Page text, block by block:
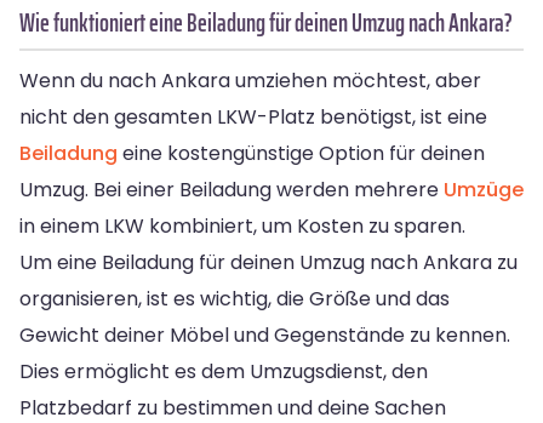
Wie funktioniert eine Beiladung für deinen Umzug nach Ankara?
Wenn du nach Ankara umziehen möchtest, aber
nicht den gesamten LKW-Platz benötigst, ist eine
Beiladung eine kostengünstige Option für deinen
Umzug. Bei einer Beiladung werden mehrere Umzüge
in einem LKW kombiniert, um Kosten zu sparen.
Um eine Beiladung für deinen Umzug nach Ankara zu
organisieren, ist es wichtig, die Größe und das
Gewicht deiner Möbel und Gegenstände zu kennen.
Dies ermöglicht es dem Umzugsdienst, den
Platzbedarf zu bestimmen und deine Sachen